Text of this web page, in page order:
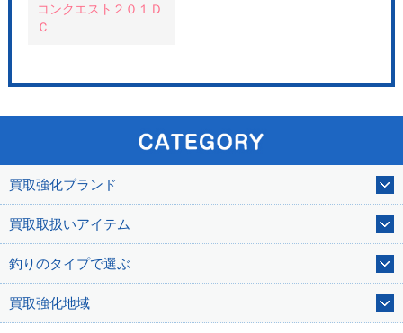
コンクエスト２０１Ｄ
Ｃ
買取強化ブランド
買取取扱いアイテム
釣りのタイプで選ぶ
買取強化地域